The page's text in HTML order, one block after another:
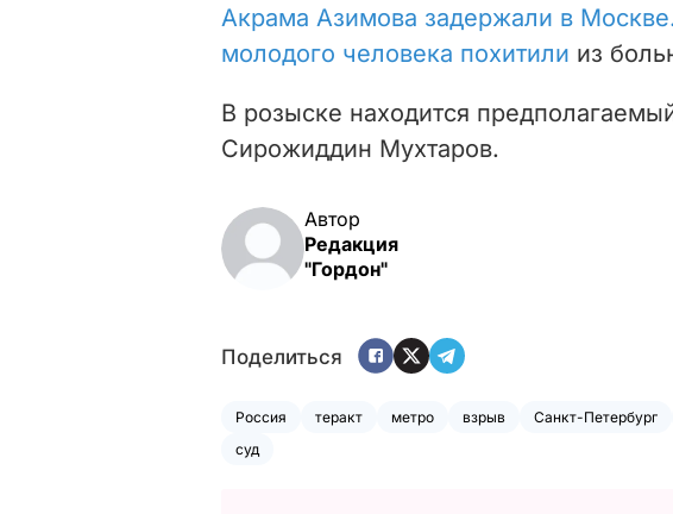
Акрама Азимова задержали в
молодого человека похитили из
В розыске находится
Сирожиддин Мухтаров.
Автор
Редакция
"Гордон"
Поделиться
Россия теракт метро взрыв Санкт-Петербург
суд